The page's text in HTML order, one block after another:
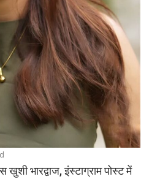
भारद्वाज, इंस्टाग्राम पोस्ट में